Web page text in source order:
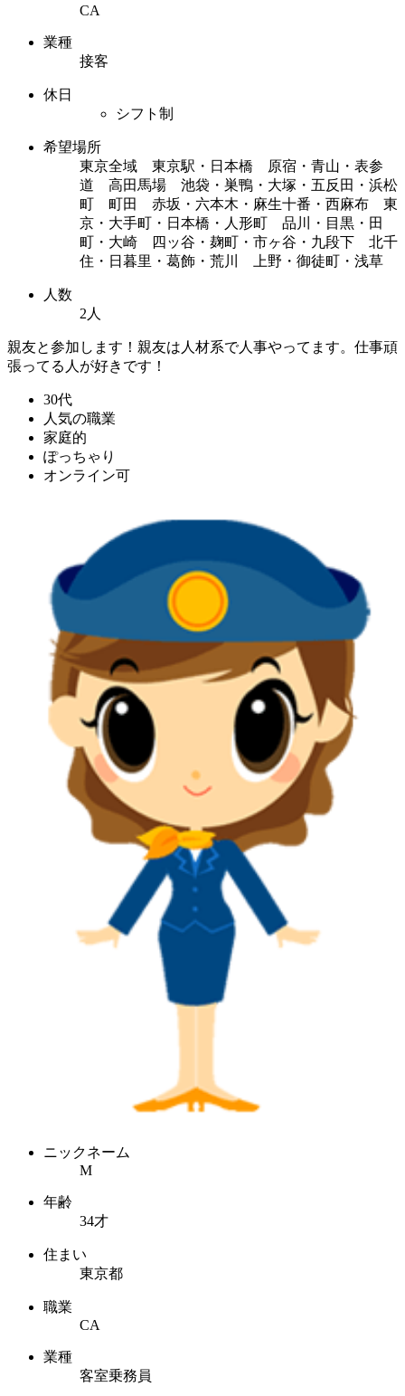
CA
業種
接客
休日
シフト制
希望場所
東京全域 東京駅・日本橋 原宿・青山・表参
道 高田馬場 池袋・巣鴨・大塚・五反田・浜松
町 町田 赤坂・六本木・麻生十番・西麻布 東
京・大手町・日本橋・人形町 品川・目黒・田
町・大崎 四ッ谷・麹町・市ヶ谷・九段下 北千
住・日暮里・葛飾・荒川 上野・御徒町・浅草
人数
2人
親友と参加します！親友は人材系で人事やってます。仕事頑
張ってる人が好きです！
30代
人気の職業
家庭的
ぽっちゃり
オンライン可
ニックネーム
M
年齢
34才
住まい
東京都
職業
CA
業種
客室乗務員